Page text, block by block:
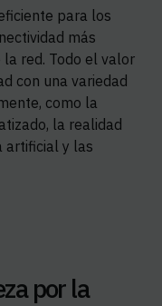
para los
más
red. Todo el valor
con una variedad
como la
la realidad
artificial y las
por la